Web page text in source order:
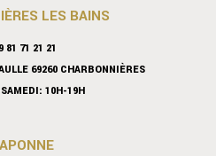
LES BAINS
81 71 21 21
69260 CHARBONNIÈRES
10H-19H